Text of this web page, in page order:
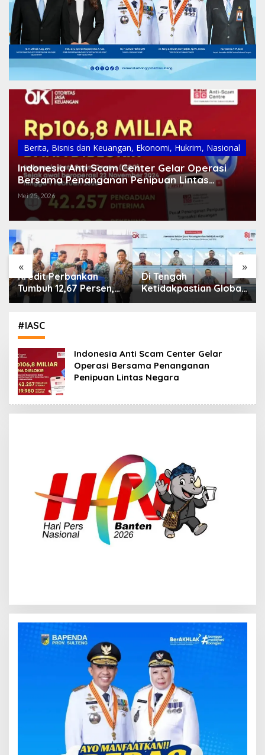
Berita, Bisnis dan Keuangan, Ekonomi, Hukrim, Nasional
Indonesia Anti Scam Center Gelar Operasi
Bersama Penanganan Penipuan Lintas
Negara
Mei 25, 2026
« »
Di Tengah
Ketidakpastian Global,
OJK Pastikan
Keuangan Tetap
Terjaga
IHSG Menguat, Jumlah
Investor Pasar Modal
Tembus 30 Juta per
#IASC
Indonesia Anti Scam Center Gelar
Operasi Bersama Penanganan
Penipuan Lintas Negara